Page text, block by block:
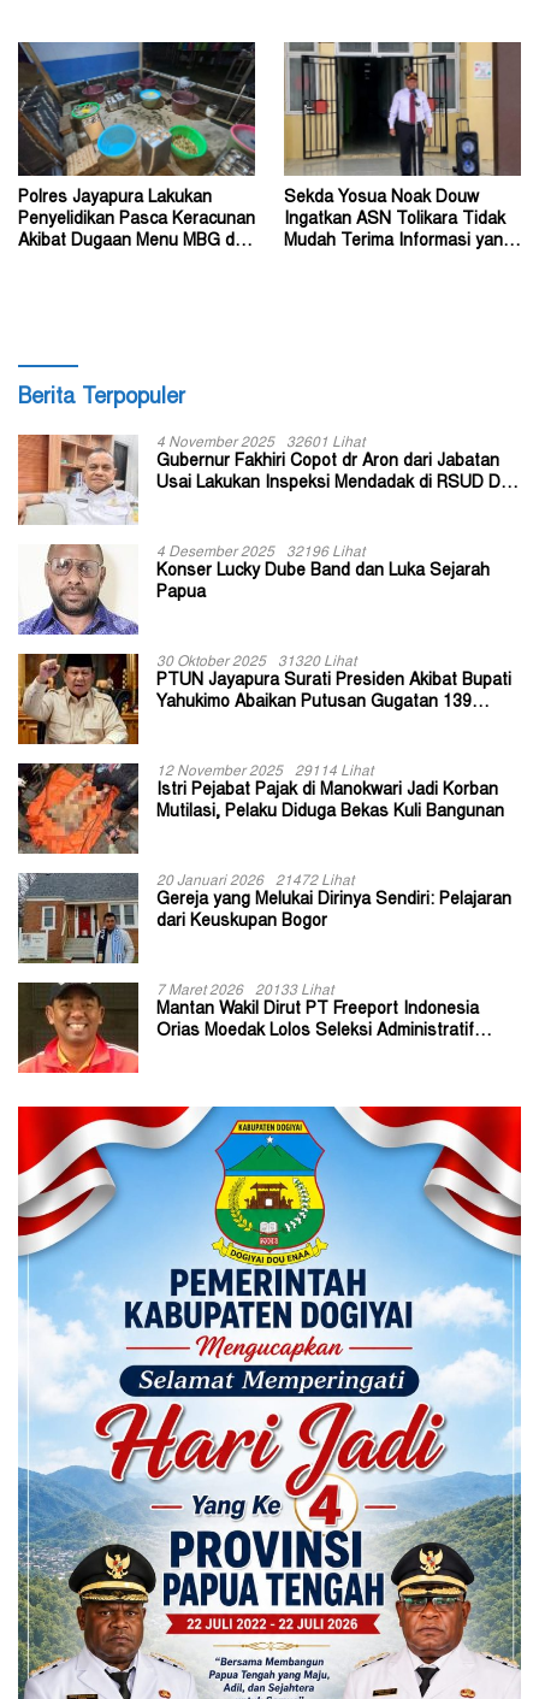
Polres Jayapura Lakukan
Penyelidikan Pasca Keracunan
Akibat Dugaan Menu MBG di
Sekda Yosua Noak Douw
Ingatkan ASN Tolikara Tidak
Mudah Terima Informasi yang
Berita Terpopuler
4 November 2025 32601 Lihat
Gubernur Fakhiri Copot dr Aron dari Jabatan
Usai Lakukan Inspeksi Mendadak di RSUD Dok
4 Desember 2025 32196 Lihat
Konser Lucky Dube Band dan Luka Sejarah
Papua
30 Oktober 2025 31320 Lihat
PTUN Jayapura Surati Presiden Akibat Bupati
Yahukimo Abaikan Putusan Gugatan 139
12 November 2025 29114 Lihat
Istri Pejabat Pajak di Manokwari Jadi Korban
Mutilasi, Pelaku Diduga Bekas Kuli Bangunan
20 Januari 2026 21472 Lihat
Gereja yang Melukai Dirinya Sendiri: Pelajaran
dari Keuskupan Bogor
7 Maret 2026 20133 Lihat
Mantan Wakil Dirut PT Freeport Indonesia
Orias Moedak Lolos Seleksi Administratif